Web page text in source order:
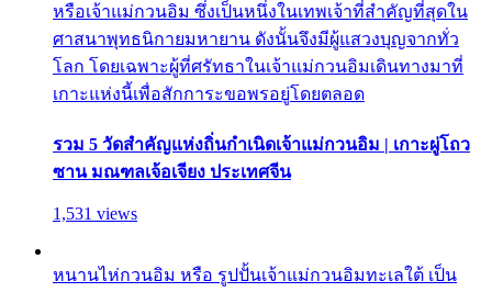
หรือเจ้าแม่กวนอิม ซึ่งเป็นหนึ่งในเทพเจ้าที่สำคัญที่สุดใน
ศาสนาพุทธนิกายมหายาน ดังนั้นจึงมีผู้แสวงบุญจากทั่ว
โลก โดยเฉพาะผู้ที่ศรัทธาในเจ้าแม่กวนอิมเดินทางมาที่
เกาะแห่งนี้เพื่อสักการะขอพรอยู่โดยตลอด
รวม 5 วัดสำคัญแห่งถิ่นกำเนิดเจ้าแม่กวนอิม | เกาะผู่โถว
ซาน มณฑลเจ้อเจียง ประเทศจีน
1,531 views
หนานไห่กวนอิม หรือ รูปปั้นเจ้าแม่กวนอิมทะเลใต้ เป็น